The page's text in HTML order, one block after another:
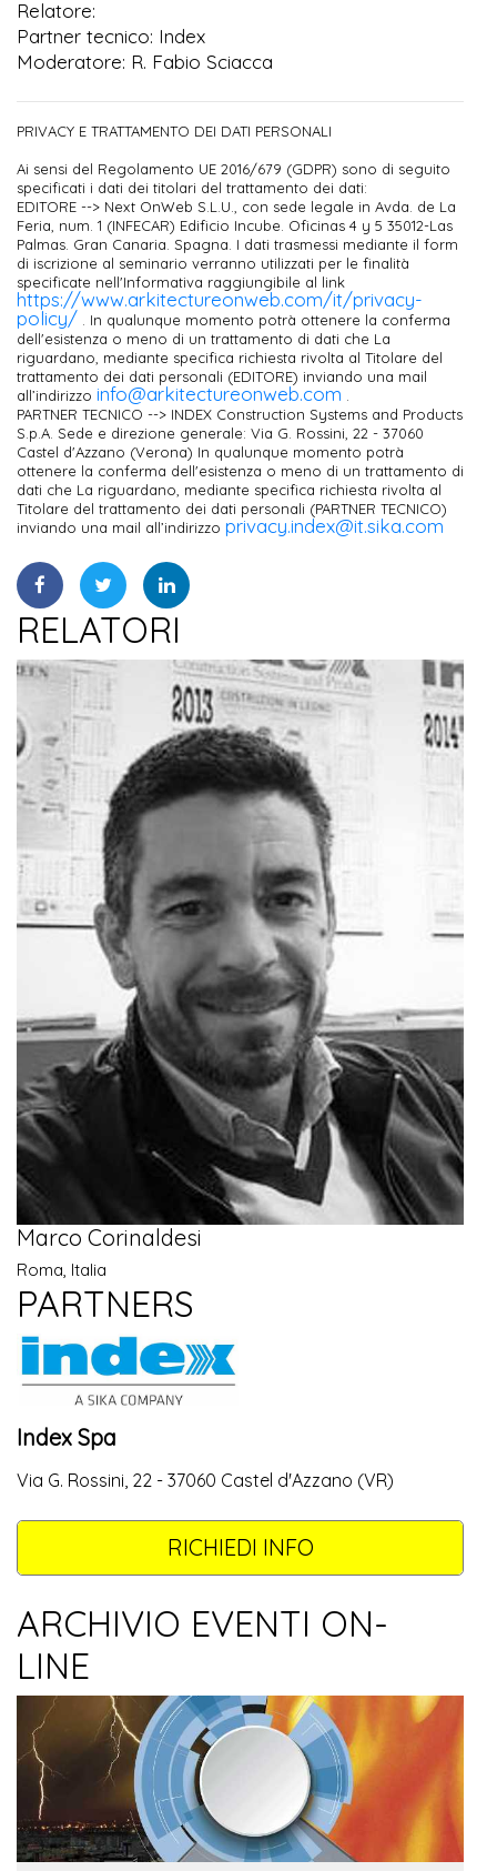
Relatore:
Partner tecnico: Index
Moderatore: R. Fabio Sciacca
PRIVACY E TRATTAMENTO DEI DATI PERSONALI
Ai sensi del Regolamento UE 2016/679 (GDPR) sono di seguito
specificati i dati dei titolari del trattamento dei dati:
EDITORE --> Next OnWeb S.L.U., con sede legale in Avda. de La
Feria, num. 1 (INFECAR) Edificio Incube. Oficinas 4 y 5 35012-Las
Palmas. Gran Canaria. Spagna. I dati trasmessi mediante il form
di iscrizione al seminario verranno utilizzati per le finalità
specificate nell'Informativa raggiungibile al link
https://www.arkitectureonweb.com/it/privacy-
policy/ . In qualunque momento potrà ottenere la conferma
dell'esistenza o meno di un trattamento di dati che La
riguardano, mediante specifica richiesta rivolta al Titolare del
trattamento dei dati personali (EDITORE) inviando una mail
all’indirizzo info@arkitectureonweb.com
PARTNER TECNICO --> INDEX Construction Systems and Products
S.p.A. Sede e direzione generale: Via G. Rossini, 22 - 37060
Castel d'Azzano (Verona) In qualunque momento potrà
ottenere la conferma dell'esistenza o meno di un trattamento di
dati che La riguardano, mediante specifica richiesta rivolta al
Titolare del trattamento dei dati personali (PARTNER TECNICO)
inviando una mail all’indirizzo privacy.index@it.sika.com
RELATORI
Marco Corinaldesi
Roma, Italia
PARTNERS
Index Spa
Via G. Rossini, 22 - 37060 Castel d'Azzano (VR)
RICHIEDI INFO
ARCHIVIO EVENTI ON-
LINE